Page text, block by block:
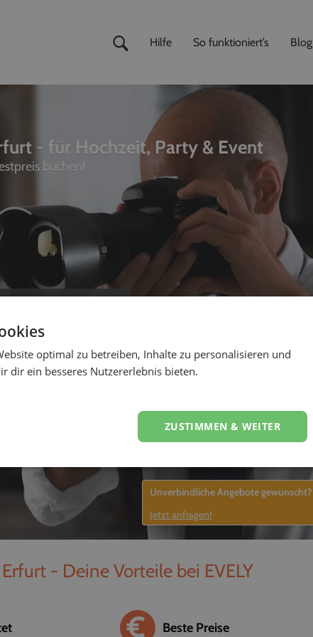
Hilfe So funktioniert’s Blog
- für Hochzeit, Party & Event
buchen!
Fotografen
Unverbindliche Angebote gewünscht?
Jetzt anfragen!
- Deine Vorteile bei EVELY
Beste Preise
optimal zu betreiben, Inhalte zu personalisieren und
dir ein besseres Nutzererlebnis bieten.
ZUSTIMMEN & WEITER